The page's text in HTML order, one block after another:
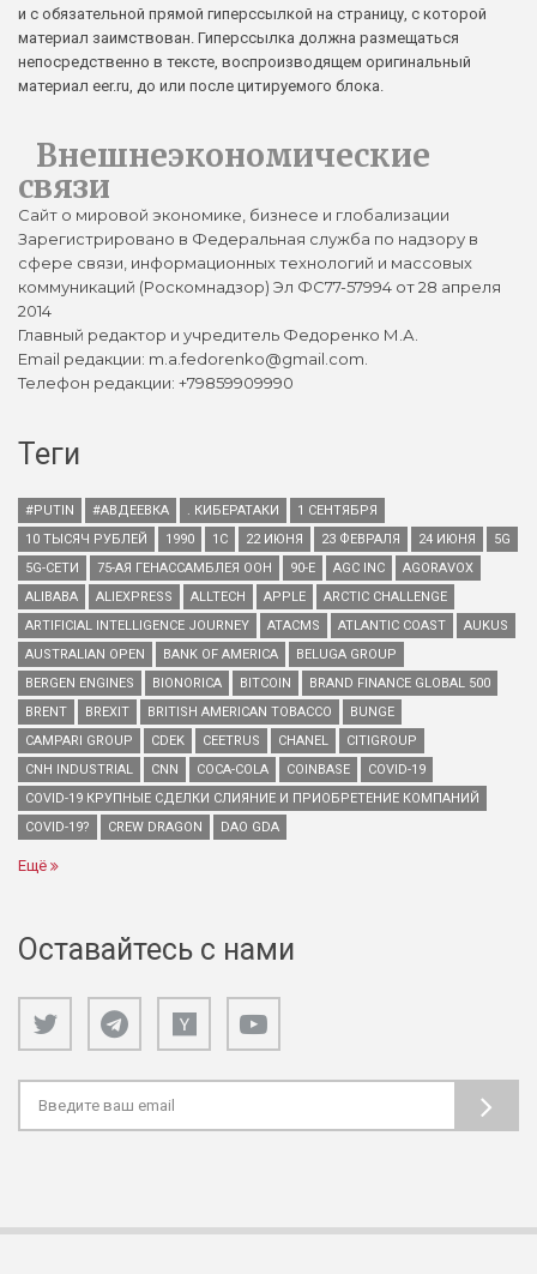
и с обязательной прямой гиперссылкой на страницу, с которой
материал заимствован. Гиперссылка должна размещаться
непосредственно в тексте, воспроизводящем оригинальный
материал eer.ru, до или после цитируемого блока.
Внешнеэкономические
связи
Сайт о мировой экономике, бизнесе и глобализации
Зарегистрировано в Федеральная служба по надзору в
сфере связи, информационных технологий и массовых
коммуникаций (Роскомнадзор) Эл ФС77-57994 от 28 апреля
2014
Главный редактор и учредитель Федоренко М.А.
Email редакции: m.a.fedorenko@gmail.com.
Телефон редакции: +79859909990
Теги
#PUTIN #АВДЕЕВКА . КИБЕРАТАКИ
1 СЕНТЯБРЯ
10 ТЫСЯЧ РУБЛЕЙ
1990 1С 22 ИЮНЯ 23 ФЕВРАЛЯ 24 ИЮНЯ
5G
5G-СЕТИ
75-АЯ ГЕНАССАМБЛЕЯ ООН 90-Е AGC INC
AGORAVOX
ALIBABA
ALIEXPRESS ALLTECH APPLE
ARCTIC CHALLENGE
ARTIFICIAL INTELLIGENCE JOURNEY
ATACMS ATLANTIC COAST
AUKUS
AUSTRALIAN OPEN
BANK OF AMERICA
BELUGA GROUP
BERGEN ENGINES
BIONORICA BITCOIN
BRAND FINANCE GLOBAL 500
BRENT
BREXIT BRITISH AMERICAN TOBACCO
BUNGE
CAMPARI GROUP
CDEK CEETRUS CHANEL
CITIGROUP
CNH INDUSTRIAL
CNN COCA-COLA COINBASE
COVID-19
COVID-19 КРУПНЫЕ СДЕЛКИ СЛИЯНИЕ И ПРИОБРЕТЕНИЕ КОМПАНИЙ
COVID-19?
CREW DRAGON DAO GDA
Ещё
Оставайтесь с нами